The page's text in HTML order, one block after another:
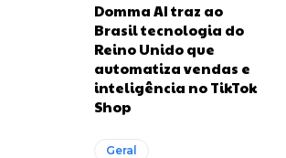
Domma AI traz ao
Brasil tecnologia do
Reino Unido que
automatiza vendas e
inteligência no TikTok
Shop
Geral